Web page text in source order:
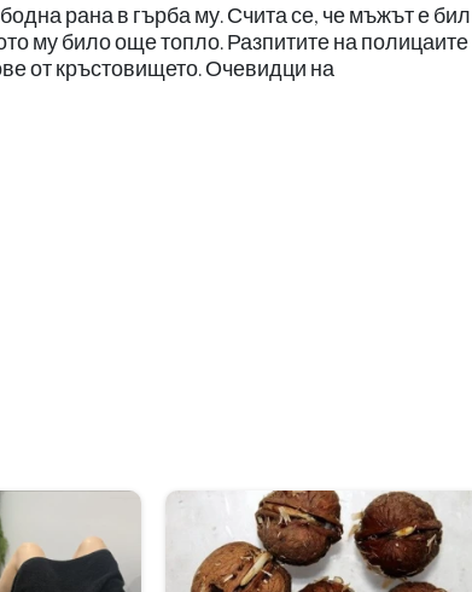
рана в гърба му. Счита се, че мъжът е бил
му било още топло. Разпитите на полицаите
от кръстовището. Очевидци на